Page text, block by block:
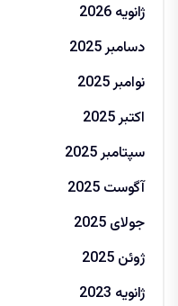
ژانویه 2026
دسامبر 2025
نوامبر 2025
اکتبر 2025
سپتامبر 2025
آگوست 2025
جولای 2025
ژوئن 2025
ژانویه 2023